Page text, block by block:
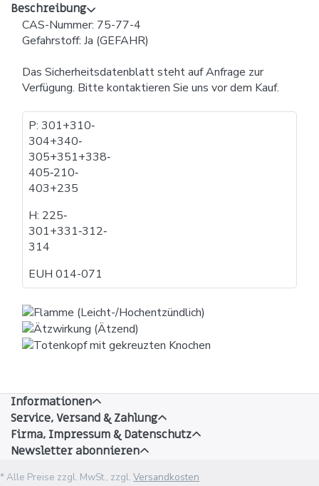
Beschreibung
CAS-Nummer: 75-77-4
Gefahrstoff: Ja (GEFAHR)
Das Sicherheitsdatenblatt steht auf Anfrage zur
Verfügung. Bitte kontaktieren Sie uns vor dem Kauf.
P: 301+310​‐​
304+340​‐​
305+351+338​‐​
405​‐​210​‐​
403+235
H: 225​‐​
301+331​‐​312​‐​
314
EUH 014-071
Informationen
Service, Versand & Zahlung
Firma, Impressum & Datenschutz
Newsletter abonnieren
* Alle Preise zzgl. MwSt., zzgl. Versandkosten